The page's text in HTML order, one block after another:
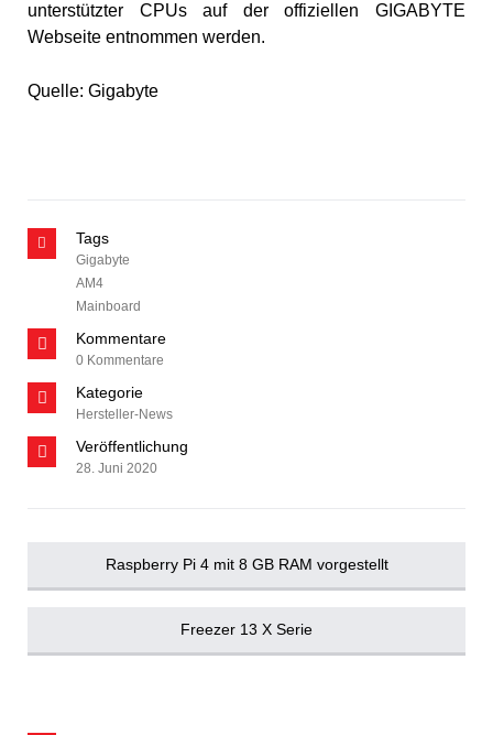
unterstützter CPUs auf der offiziellen GIGABYTE
Webseite entnommen werden.
Quelle: Gigabyte
Tags
Gigabyte
AM4
Mainboard
Kommentare
0 Kommentare
Kategorie
Hersteller-News
Veröffentlichung
28. Juni 2020
Raspberry Pi 4 mit 8 GB RAM vorgestellt
Freezer 13 X Serie